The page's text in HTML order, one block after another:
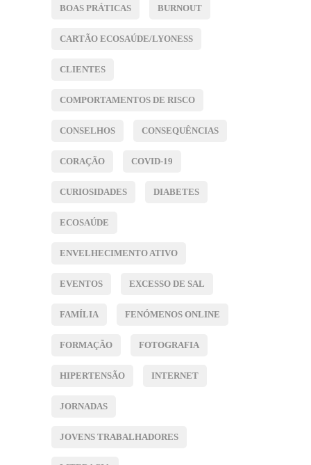
BOAS PRÁTICAS BURNOUT
CARTÃO ECOSAÚDE/LYONESS
CLIENTES
COMPORTAMENTOS DE RISCO
CONSELHOS CONSEQUÊNCIAS
CORAÇÃO COVID-19
CURIOSIDADES DIABETES
ECOSAÚDE
ENVELHECIMENTO ATIVO
EVENTOS EXCESSO DE SAL
FAMÍLIA FENÓMENOS ONLINE
FORMAÇÃO FOTOGRAFIA
HIPERTENSÃO INTERNET
JORNADAS
JOVENS TRABALHADORES